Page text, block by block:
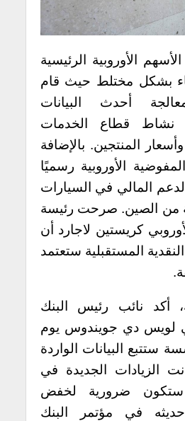
الأوروبية الرئيسية
بشكل مختلط حيث قام
أحدث البيانات
نشاط قطاع الخدمات
المنتجين. بالإضافة
الأوروبية رسميًا
المالي في السيارات
من الصين. صرحت رئيسة
كريستين لاجارد أن
المستقبلية ستعتمد
نائب رئيس البنك
لويس دي جويندوس يوم
ستتبع البيانات الواردة
الزيادات الجديدة في
ستكون ضرورية لخفض
في مؤتمر البنك